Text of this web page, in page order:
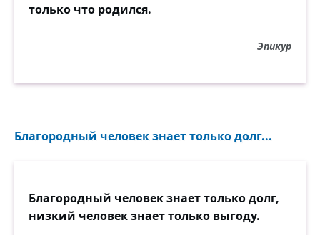
только что родился.
Эпикур
Благородный человек знает только долг...
Благородный человек знает только долг,
низкий человек знает только выгоду.